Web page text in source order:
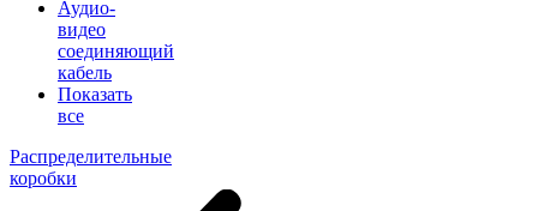
Аудио-
видео
соединяющий
кабель
Показать
все
Распределительные
коробки